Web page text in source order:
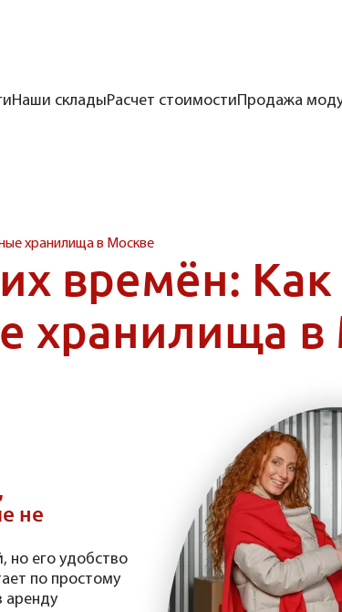
Наши складыРасчет стоимостиПродажа
хранилища в Москве
времён: Как
хранилища в
не
но его удобство
по простому
аренду